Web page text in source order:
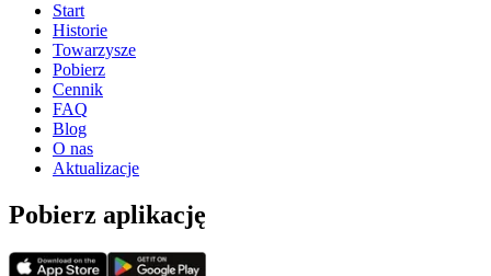
Start
Historie
Towarzysze
Pobierz
Cennik
FAQ
Blog
O nas
Aktualizacje
Pobierz aplikację